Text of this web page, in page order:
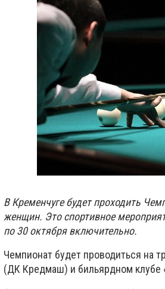
В Кременчуге будет проходить
женщин. Это спортивное
по 30 октября включительно.
Чемпионат будет проводиться на
(ДК Кредмаш) и бильярдном клубе